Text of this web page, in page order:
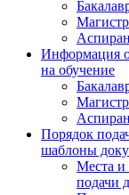
Информация
на обучение
Порядок
шаблоны
Места и
подачи